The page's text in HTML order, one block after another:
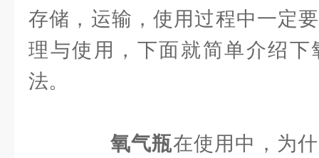
存储，运输，使用过程中一定
理与使用，下面就简单介绍下
法。
氧气瓶在使用中，为